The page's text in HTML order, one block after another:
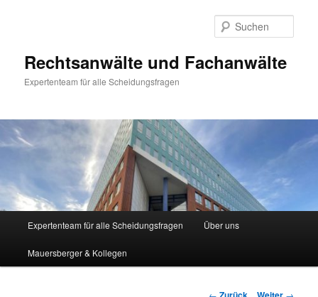
Rechtsanwälte und Fachanwälte
Expertenteam für alle Scheidungsfragen
Expertenteam für alle Scheidungsfragen Über uns
Mauersberger & Kollegen
Beitragsnavigation
← →